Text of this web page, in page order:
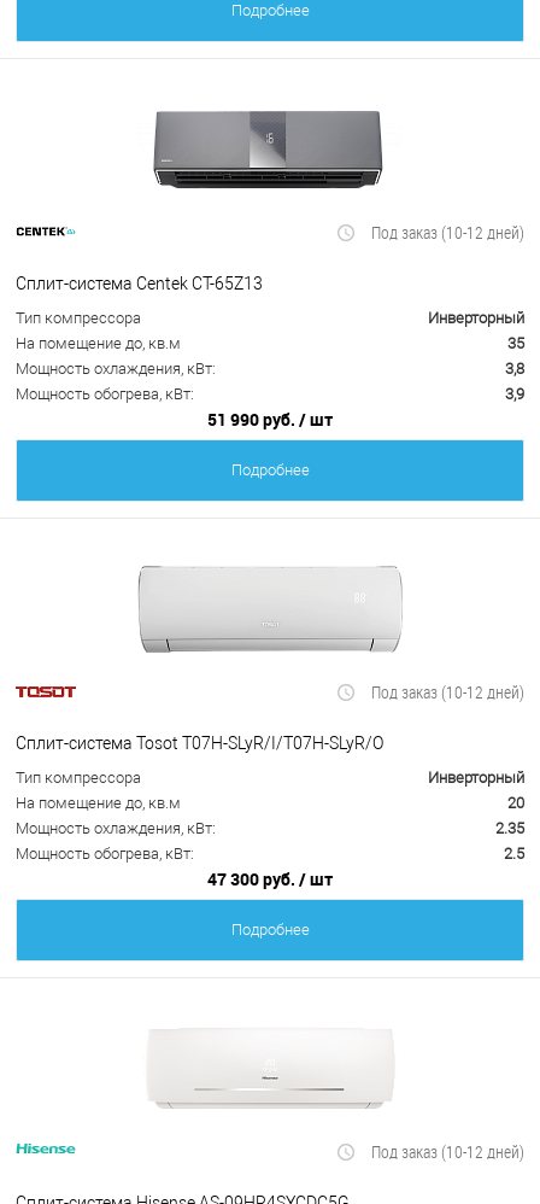
Подробнее
Под заказ (10-12 дней)
Сплит-система Centek CT-65Z13
Тип компрессора
Инверторный
На помещение до, кв.м
35
Мощность охлаждения, кВт:
3,8
Мощность обогрева, кВт:
3,9
51 990 руб. / шт
Подробнее
Под заказ (10-12 дней)
Сплит-система Tosot T07H-SLyR/I/T07H-SLyR/O
Тип компрессора
Инверторный
На помещение до, кв.м
20
Мощность охлаждения, кВт:
2.35
Мощность обогрева, кВт:
2.5
47 300 руб. / шт
Подробнее
Под заказ (10-12 дней)